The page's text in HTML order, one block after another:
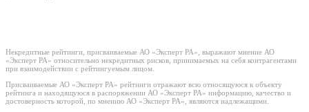
Некредитные рейтинги, присваиваемые АО «Эксперт РА», выражают мнение АО
«Эксперт РА» относительно некредитных рисков, принимаемых на себя контрагентами
при взаимодействии с рейтингуемым лицом.
Присваиваемые АО «Эксперт РА» рейтинги отражают всю относящуюся к объекту
рейтинга и находящуюся в распоряжении АО «Эксперт РА» информацию, качество и
достоверность которой, по мнению АО «Эксперт РА», являются надлежащими.